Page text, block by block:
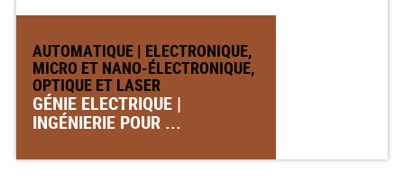
AUTOMATIQUE | ELECTRONIQUE,
MICRO ET NANO-ÉLECTRONIQUE,
OPTIQUE ET LASER
GÉNIE ELECTRIQUE |
INGÉNIERIE POUR ...